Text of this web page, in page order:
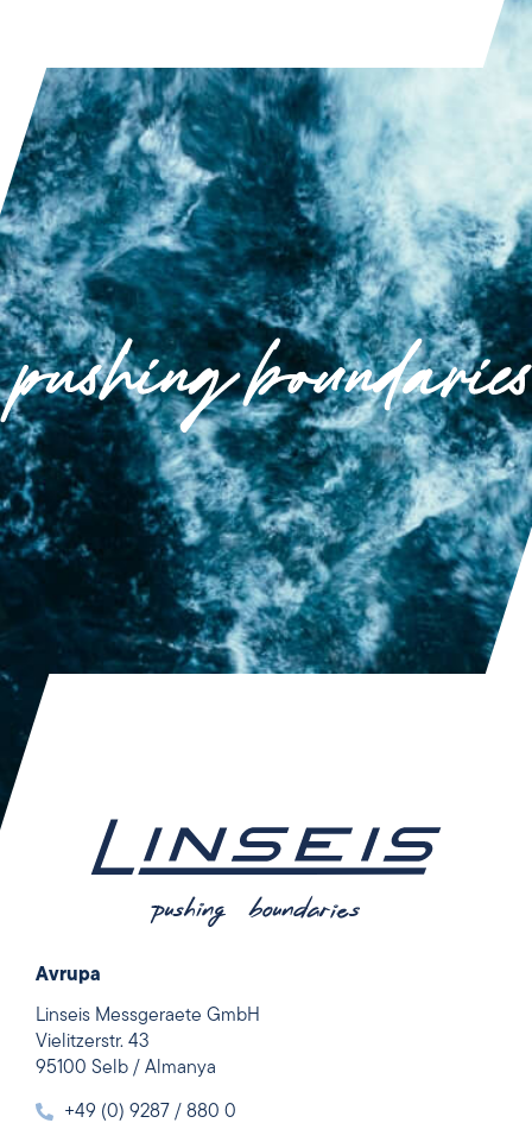
Avrupa
Linseis Messgeraete GmbH
Vielitzerstr. 43
95100 Selb / Almanya
+49 (0) 9287 / 880 0